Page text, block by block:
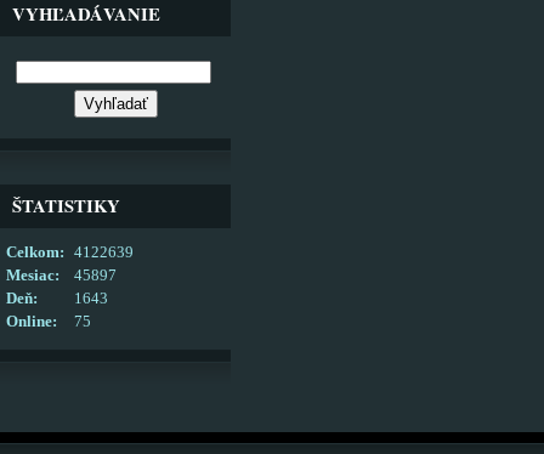
VYHĽADÁVANIE
ŠTATISTIKY
Online: 75
Celkom:
4122639
Mesiac:
45897
Deň:
1643